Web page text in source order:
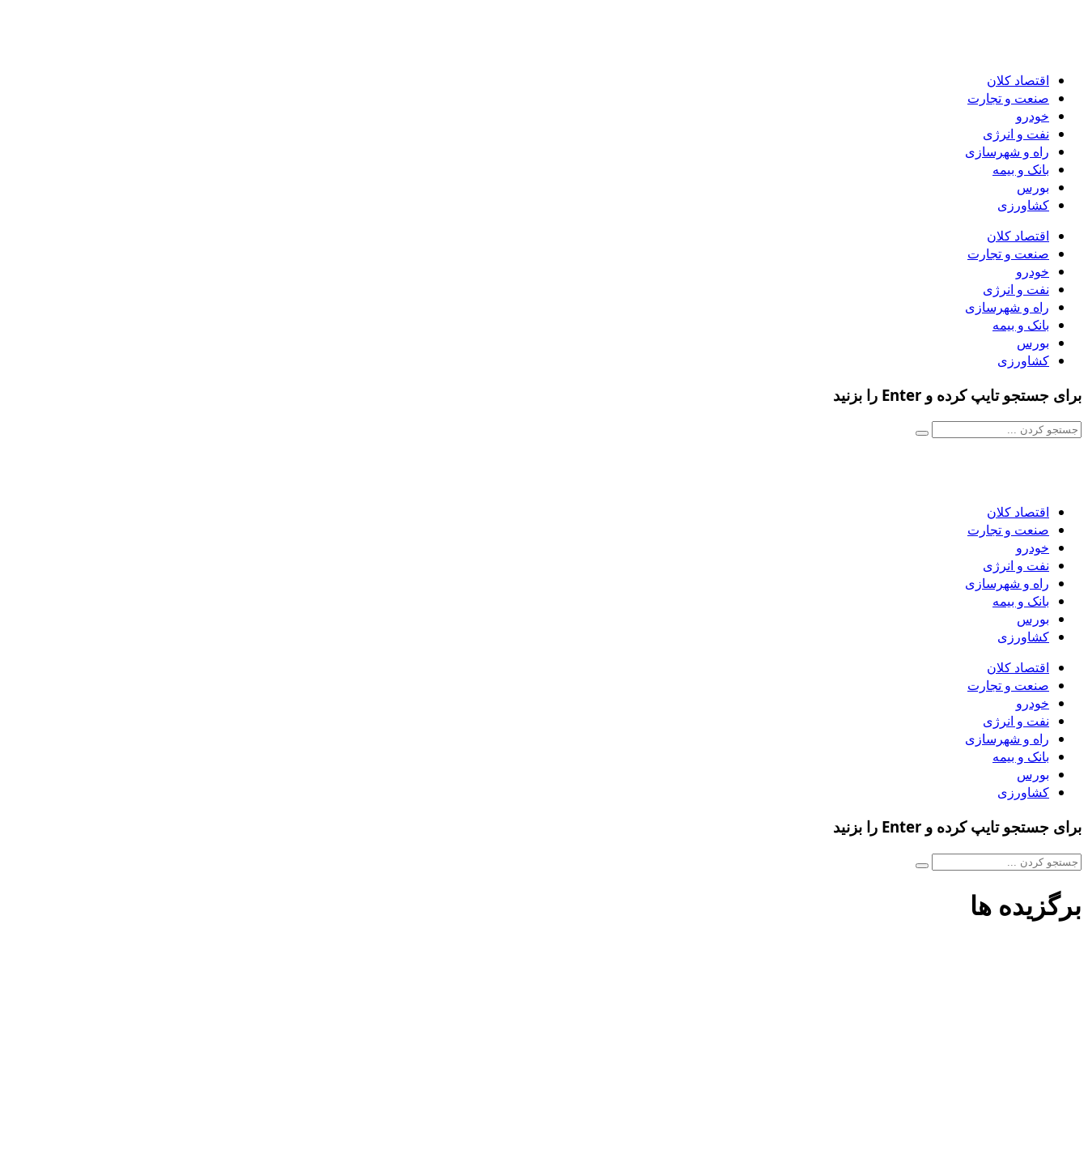
اقتصاد کلان
صنعت و تجارت
خودرو
نفت و انرژی
راه و شهرسازی
بانک و بیمه
بورس
کشاورزی
اقتصاد کلان
صنعت و تجارت
خودرو
نفت و انرژی
راه و شهرسازی
بانک و بیمه
بورس
کشاورزی
برای جستجو تایپ کرده و Enter را بزنید
اقتصاد کلان
صنعت و تجارت
خودرو
نفت و انرژی
راه و شهرسازی
بانک و بیمه
بورس
کشاورزی
اقتصاد کلان
صنعت و تجارت
خودرو
نفت و انرژی
راه و شهرسازی
بانک و بیمه
بورس
کشاورزی
برای جستجو تایپ کرده و Enter را بزنید
برگزیده ها